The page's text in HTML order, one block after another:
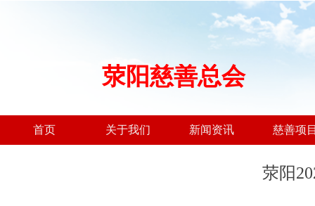
荥阳慈善总会
首页 关于我们 新闻资讯 慈善项
荥阳